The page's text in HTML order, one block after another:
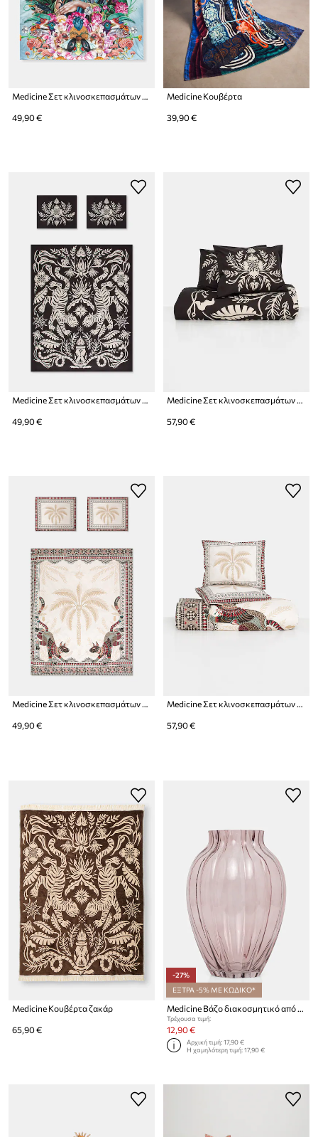
49,90 €
Medicine Κουβέρτα
39,90 €
Medicine Σετ κλινοσκεπασμάτων από βαμβακερό περκάλι
49,90 €
Medicine Σετ κλινοσκεπασμάτων από βαμβακερό περκάλι
57,90 €
Medicine Σετ κλινοσκεπασμάτων από βαμβακερό περκάλι
49,90 €
Medicine Σετ κλινοσκεπασμάτων από βαμβακερό περκάλι
57,90 €
Medicine Κουβέρτα ζακάρ
65,90 €
-27%
ΕΞΤΡΑ -5% ΜΕ ΚΩΔΙΚΟ*
Τρέχουσα τιμή:
12,90 €
Αρχική τιμή:17,90 €
Η χαμηλότερη τιμή:17,90 €